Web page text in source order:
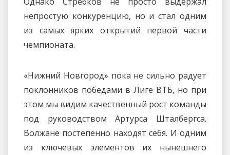
непростую конкуренцию, но и стал одним
из самых ярких открытий первой части
чемпионата.
«Нижний Новгород» пока не сильно радует
поклонников победами в Лиге ВТБ, но при
этом мы видим качественный рост команды
под руководством Артурса Шталбергса.
Волжане постепенно находят себя. И одним
из ключевых элементов их нынешнего